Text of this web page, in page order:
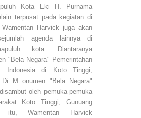
Kota Eki H. Purnama
terpusat pada kegiatan di
Harvick juga akan
agenda lainnya di
kota. Diantaranya
"Bela Negara" Pemerintahan
Indonesia di Koto Tinggi,
Di M onumen "Bela Negara"
oleh pemuka-pemuka
Koto Tinggi, Gunuang
itu, Wamentan Harvick